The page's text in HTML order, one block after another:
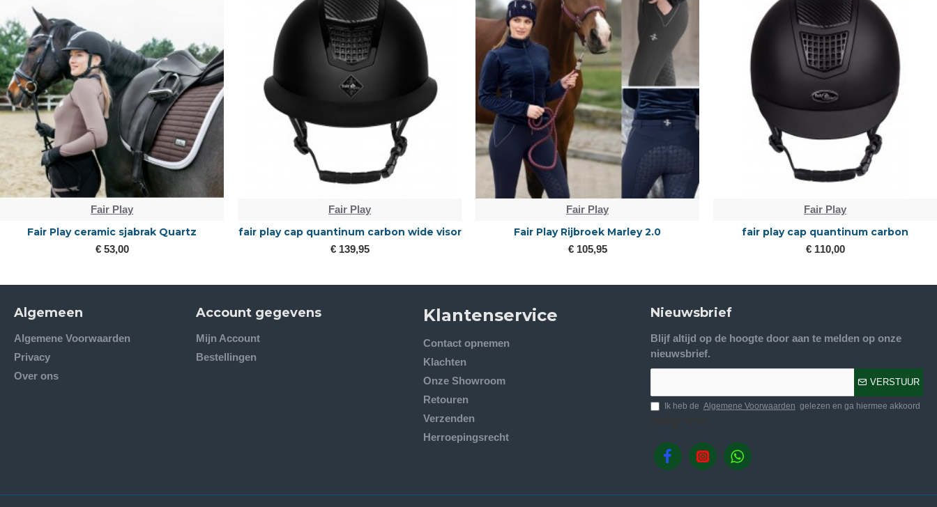
Fair Play
Fair Play ceramic sjabrak Quartz
€ 53,00
Fair Play
fair play cap quantinum carbon wide visor
€ 139,95
Fair Play
Fair Play Rijbroek Marley 2.0
€ 105,95
Fair Play
fair play cap quantinum carbon
€ 110,00
Algemeen
Algemene Voorwaarden
Privacy
Over ons
Account gegevens
Mijn Account
Bestellingen
Klantenservice
Contact opnemen
Klachten
Onze Showroom
Retouren
Verzenden
Herroepingsrecht
Nieuwsbrief
Blijf altijd op de hoogte door aan te melden op onze
nieuwsbrief.
VERSTUUR
Ik heb de Algemene Voorwaarden gelezen en ga hiermee akkoord